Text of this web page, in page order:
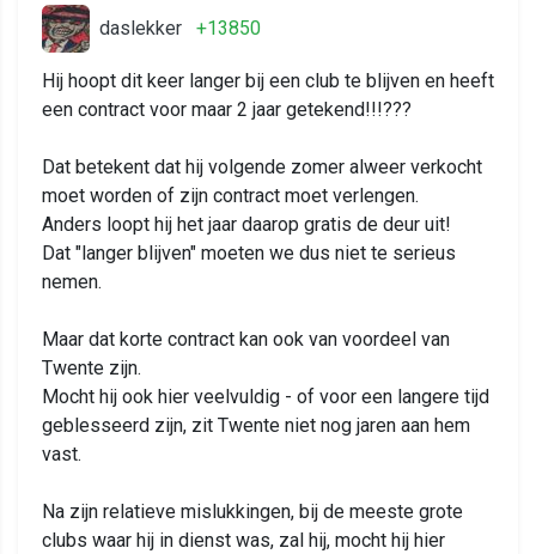
daslekker +13850
Hij hoopt dit keer langer bij een club te blijven en heeft
een contract voor maar 2 jaar getekend!!!???
Dat betekent dat hij volgende zomer alweer verkocht
moet worden of zijn contract moet verlengen.
Anders loopt hij het jaar daarop gratis de deur uit!
Dat "langer blijven" moeten we dus niet te serieus
nemen.
Maar dat korte contract kan ook van voordeel van
Twente zijn.
Mocht hij ook hier veelvuldig - of voor een langere tijd
geblesseerd zijn, zit Twente niet nog jaren aan hem
vast.
Na zijn relatieve mislukkingen, bij de meeste grote
clubs waar hij in dienst was, zal hij, mocht hij hier